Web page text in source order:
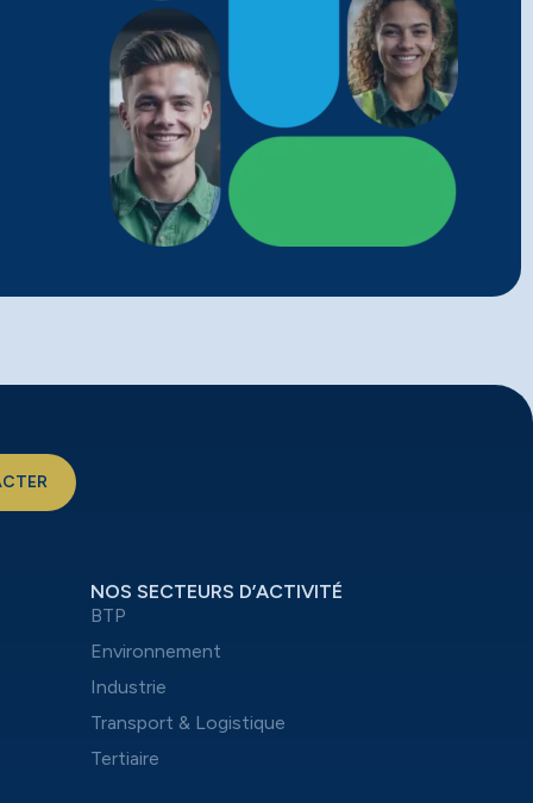
NOS SECTEURS D’ACTIVITÉ
BTP
Environnement
Industrie
Transport & Logistique
Tertiaire